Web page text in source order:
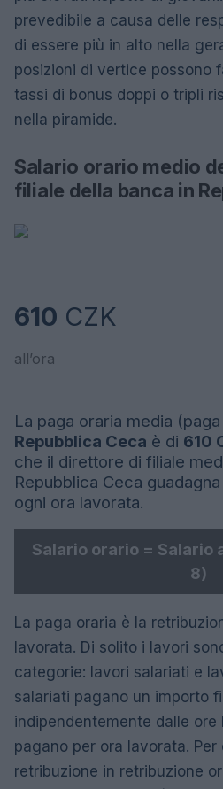
prevedibile a causa delle
di essere più in alto nella
posizioni di vertice possono
tassi di bonus doppi o tripli
nella piramide.
Salario orario medio
filiale della banca in
610 CZK
all’ora
La paga oraria media
Repubblica Ceca è di 610
che il direttore di filiale
Repubblica Ceca
ogni ora lavorata.
Salario orario = Salario
8)
La paga oraria è la
lavorata. Di solito i lavori
categorie: lavori salariati e
salariati pagano un importo
indipendentemente dalle ore
pagano per ora lavorata.
retribuzione in retribuzione